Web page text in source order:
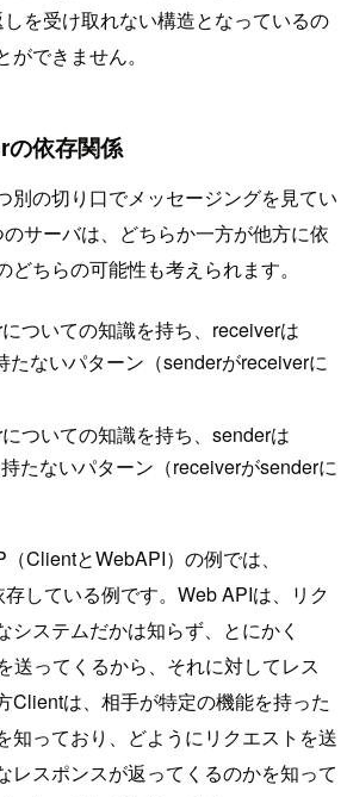
を受け取れない構造となっているの
できません。
依存関係
別の切り口でメッセージングを見てい
サーバは、どちらか一方が他方に依
ちらの可能性も考えられます。
ついての知識を持ち、receiverは
たないパターン（senderがreceiverに
ついての知識を持ち、senderは
たないパターン（receiverがsenderに
ClientとWebAPI）の例では、
している例です。Web APIは、リク
システムだかは知らず、とにかく
送ってくるから、それに対してレス
Clientは、相手が特定の機能を持った
知っており、どようにリクエストを送
レスポンスが返ってくるのかを知って